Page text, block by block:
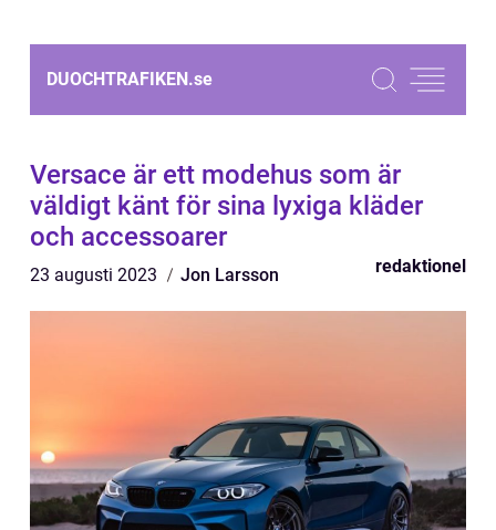
DUOCHTRAFIKEN.se
Versace är ett modehus som är
väldigt känt för sina lyxiga kläder
och accessoarer
23 augusti 2023 Jon Larsson redaktionel